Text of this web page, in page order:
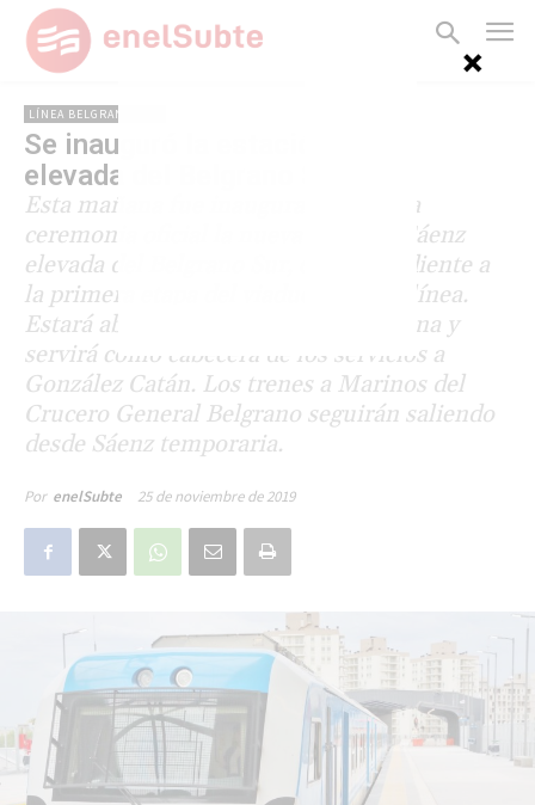
LÍNEA BELGRANO SUR
Se inauguró la estación Sáenz
elevada del Belgrano Sur
Esta mañana fue inaugurada con una
ceremonia oficial la nueva estación Sáenz
elevada del Belgrano Sur, correspondiente a
la primera etapa del viaducto de esa línea.
Estará abierta al público desde mañana y
servirá como cabecera de los servicios a
González Catán. Los trenes a Marinos del
Crucero General Belgrano seguirán saliendo
desde Sáenz temporaria.
Por enelSubte 25 de noviembre de 2019